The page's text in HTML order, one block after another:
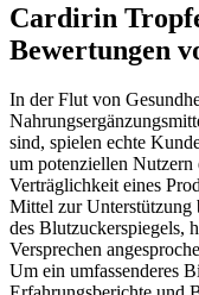
Cardirin
Bewertungen
In der Flut von
sind, spielen echte
um potenziellen
Verträglichkeit eines
Mittel zur
des Blutzuckerspiegels,
Versprechen
Um ein umfassenderes